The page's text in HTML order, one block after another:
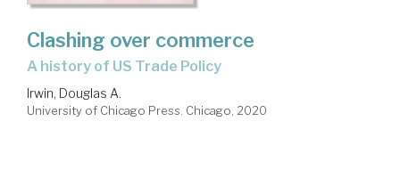
Clashing over commerce
a history of US Trade Policy
Irwin, Douglas A.
University of Chicago Press. Chicago, 2020